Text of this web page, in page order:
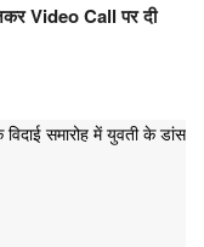
Video Call पर दी